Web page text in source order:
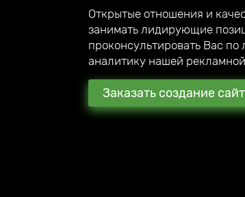
Открытые отношения и
занимать лидирующие
проконсультировать Вас
аналитику нашей
Заказать создание